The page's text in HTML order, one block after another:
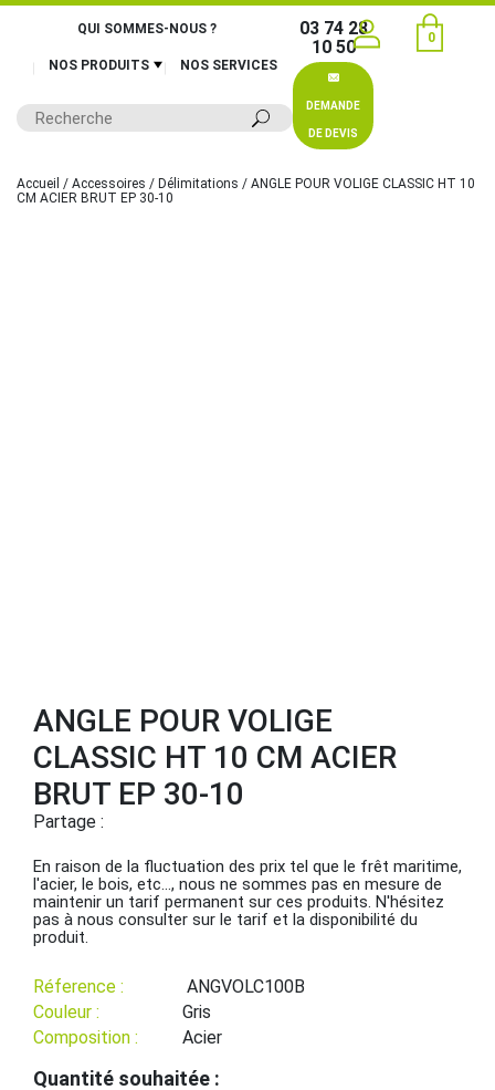
QUI SOMMES-NOUS ?
NOS PRODUITS NOS SERVICES
03 74 28
10 50
DEMANDE
DE DEVIS
0
Accueil / Accessoires / Délimitations / ANGLE POUR VOLIGE CLASSIC HT 10
CM ACIER BRUT EP 30-10
ANGLE POUR VOLIGE
CLASSIC HT 10 CM ACIER
BRUT EP 30-10
Partage :
En raison de la fluctuation des prix tel que le frêt maritime,
l'acier, le bois, etc..., nous ne sommes pas en mesure de
maintenir un tarif permanent sur ces produits. N'hésitez
pas à nous consulter sur le tarif et la disponibilité du
produit.
Réference :
ANGVOLC100B
Couleur :
Gris
Composition :
Acier
Quantité souhaitée :